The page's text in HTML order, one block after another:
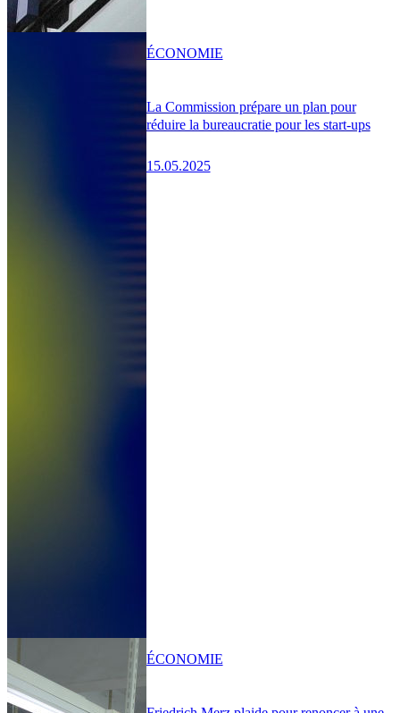
La Commission prépare un plan pour
réduire la bureaucratie pour les start-ups
15.05.2025
ÉCONOMIE
ÉCONOMIE